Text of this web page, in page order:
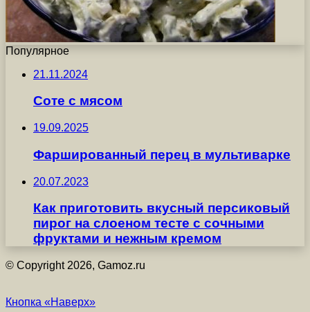
Популярное
21.11.2024
Соте с мясом
19.09.2025
Фаршированный перец в мультиварке
20.07.2023
Как приготовить вкусный персиковый
пирог на слоеном тесте с сочными
фруктами и нежным кремом
© Copyright 2026, Gamoz.ru
Кнопка «Наверх»